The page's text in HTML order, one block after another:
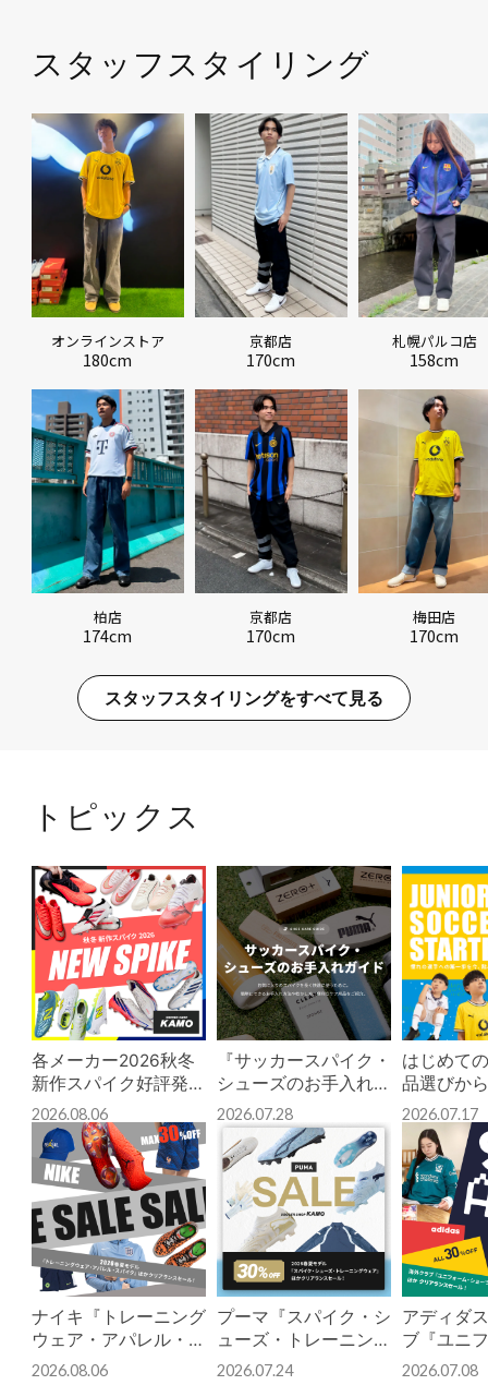
スタッフスタイリング
オンラインストア
180cm
柏店
174cm
京都店
170cm
京都店
170cm
札幌パルコ店
158cm
梅田店
170cm
スタッフスタイリングをすべて見る
トピックス
各メーカー2026秋冬
新作スパイク好評発売
中！
2026.08.06
ナイキ『トレーニング
ウェア・アパレル・ス
パイク』ほかクリアラ
2026.08.06
『サッカースパイク・
シューズのお手入れガ
イド』簡単にできる
日々のシューケア方法
をご紹介！
2026.07.28
プーマ『スパイク・シ
ューズ・トレーニング
ウェア』ほかクリアラ
2026.07.24
はじめて
品選びか
で、役立
ご紹介！
2026.07.17
アディダ
ブ『ユニ
ョーツ』
2026.07.08